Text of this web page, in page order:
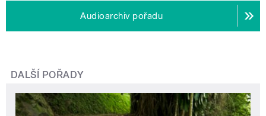
Audioarchiv pořadu
DALŠÍ POŘADY